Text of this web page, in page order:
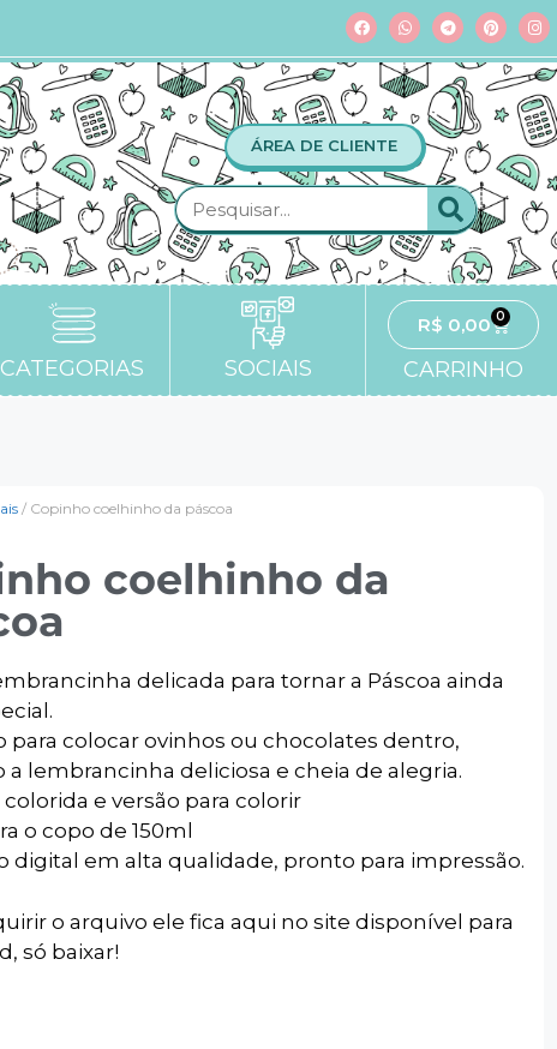
ÁREA DE CLIENTE
CATEGORIAS SOCIAIS
R$ 0,00 0
CARRINHO
/ Copinho coelhinho da páscoa
coelhinho da
delicada para tornar a Páscoa ainda
para colocar ovinhos ou chocolates dentro,
a lembrancinha deliciosa e cheia de alegria.
colorida e versão para colorir
o copo de 150ml
digital em alta qualidade, pronto para impressão.
o arquivo ele fica aqui no site disponível para
só baixar!